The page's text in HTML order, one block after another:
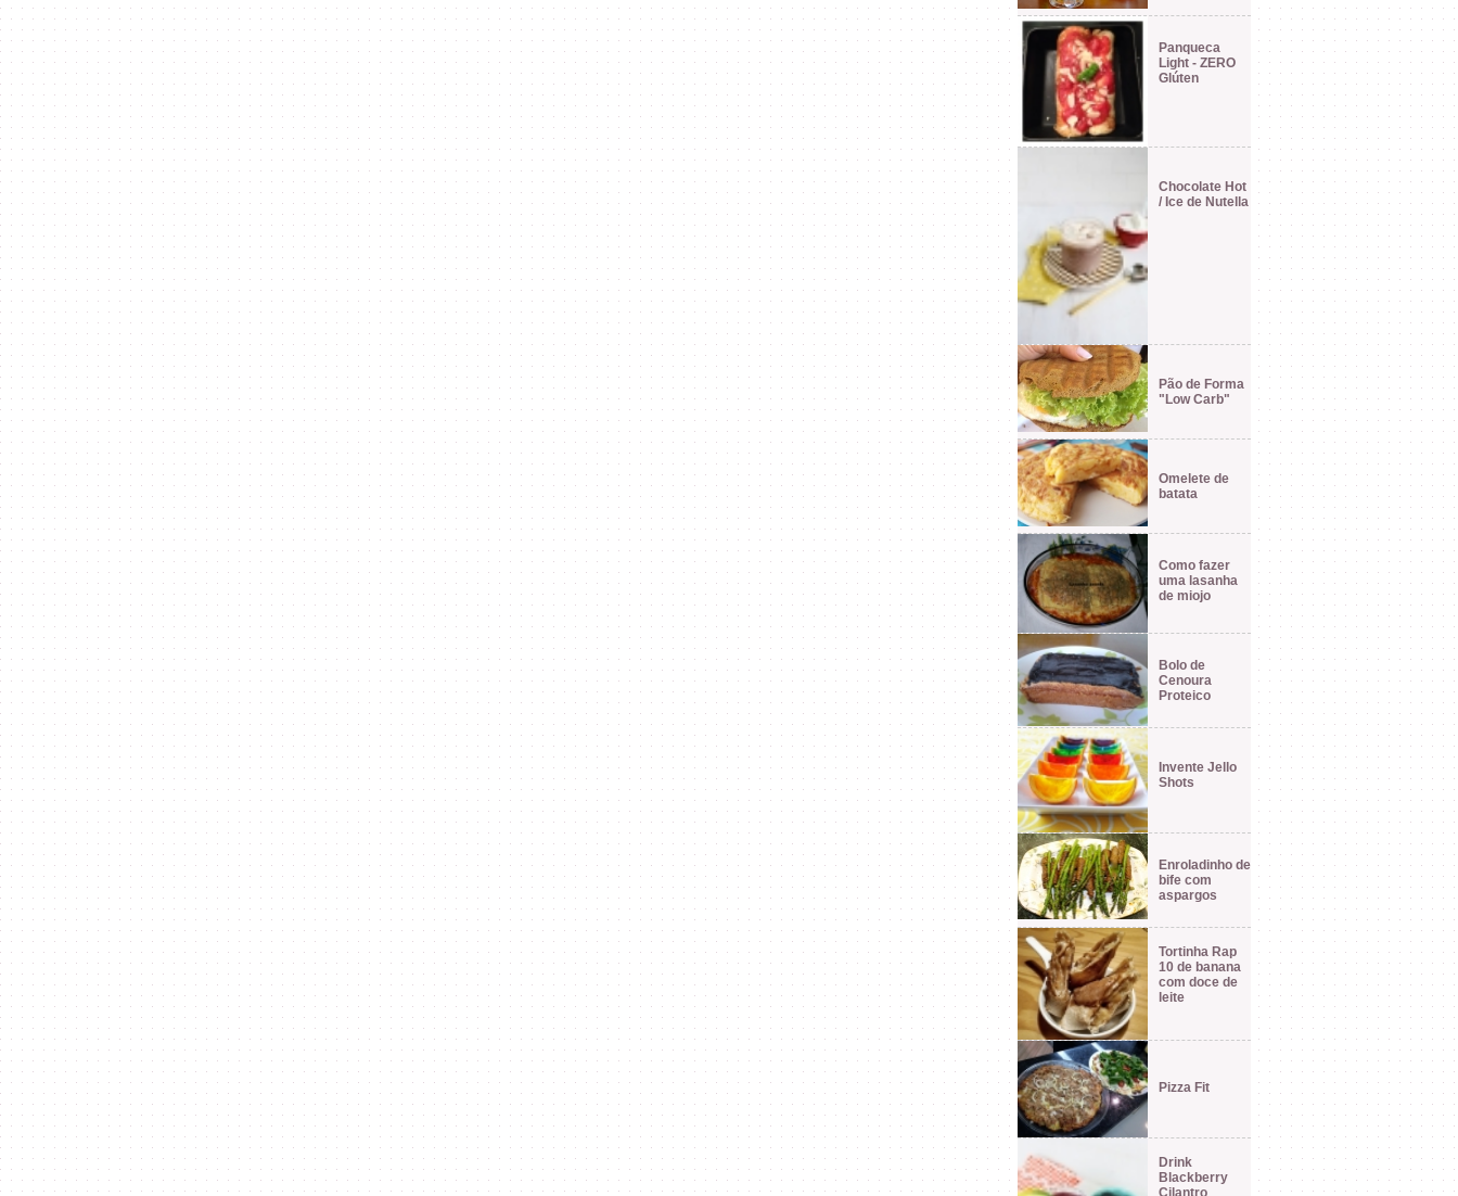
Panqueca
Light - ZERO
Glúten
Chocolate Hot
/ Ice de Nutella
Pão de Forma
"Low Carb"
Omelete de
batata
Como fazer
uma lasanha
de miojo
Bolo de
Cenoura
Proteico
Invente Jello
Shots
Enroladinho de
bife com
aspargos
Tortinha Rap
10 de banana
com doce de
leite
Pizza Fit
Drink
Blackberry